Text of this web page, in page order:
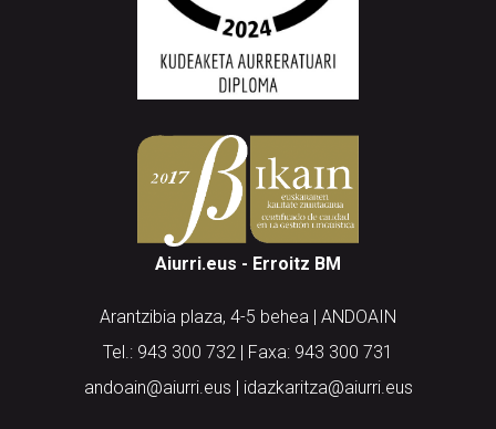
Aiurri.eus - Erroitz BM
Arantzibia plaza, 4-5 behea | ANDOAIN
Tel.: 943 300 732 | Faxa: 943 300 731
andoain@aiurri.eus | idazkaritza@aiurri.eus